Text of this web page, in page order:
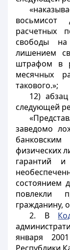
расчетных
свободы
лишением
штрафом в
месячных
такового.»;
12)
следующей
заведомо
физических
гарантий и
состоянием
повлекли
гражданину,
2. В
января